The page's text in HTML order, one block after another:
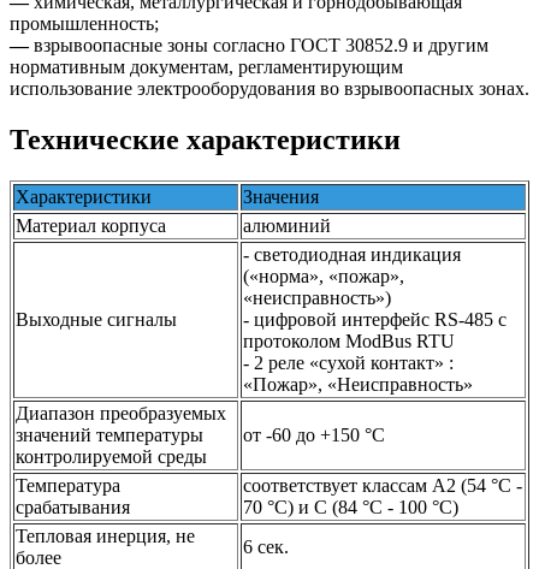
промышленность;
—взрывоопасные зоны согласно ГОСТ 30852.9 и другим
нормативным документам, регламентирующим
использование электрооборудования во взрывоопасных зонах.
Технические характеристики
Характеристики
Значения
Материал корпуса
алюминий
Выходные сигналы
- светодиодная индикация
(«норма», «пожар»,
«неисправность»)
- цифровой интерфейс RS-485 с
протоколом ModBus RTU
- 2 реле «сухой контакт» :
«Пожар», «Неисправность»
Диапазон преобразуемых
значений температуры
контролируемой среды
от -60 до +150 °С
Температура
срабатывания
соответствует классам А2 (54 °С -
70 °С) и C (84 °С - 100 °С)
Тепловая инерция, не
более
6 сек.